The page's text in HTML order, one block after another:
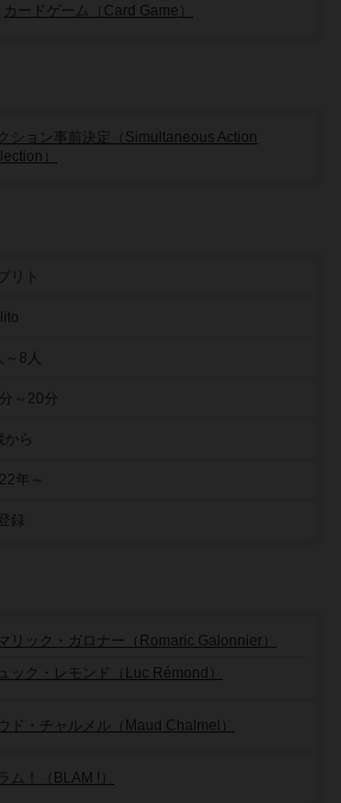
カードゲーム（Card Game）
ション事前決定（Simultaneous Action
）
リト
～8人
～20分
から
年～
録
マリック・ガロナー（Romaric Galonnier）
ック・レモンド（Luc Rémond）
ウド・チャルメル（Maud Chalmel）
ム！（BLAM !）